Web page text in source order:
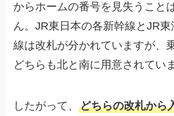
からホームの番号を見失うこと
ん。JR東日本の各新幹線とJR
線は改札が分かれていますが、
どちらも北と南に用意されてい
したがって、どちらの改札から